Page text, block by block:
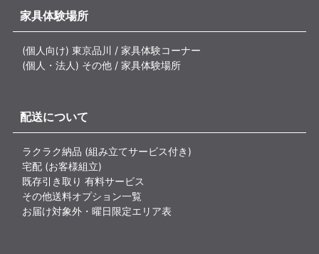
家具体験場所
(個人向け) 東京品川 / 家具体験コーナー
(個人・法人) その他 / 家具体験場所
配送について
ラクラク納品 (組み立てサービス付き)
宅配 (お客様組立)
既存引き取り 有料サービス
その他送料オプション一覧
お届け対象外・曜日限定エリア表